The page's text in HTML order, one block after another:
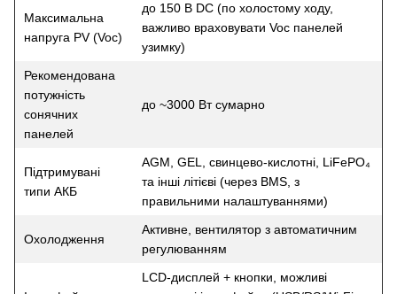
Максимальна
напруга PV (Voc)
до 150 В DC (по холостому ходу,
важливо враховувати Voc панелей
узимку)
Рекомендована
потужність
сонячних
панелей
до ~3000 Вт сумарно
Підтримувані
типи АКБ
AGM, GEL, свинцево-кислотні, LiFePO₄
та інші літієві (через BMS, з
правильними налаштуваннями)
Охолодження
Активне, вентилятор з автоматичним
регулюванням
LCD-дисплей + кнопки, можливі